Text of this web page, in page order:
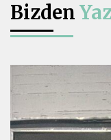
Bizden